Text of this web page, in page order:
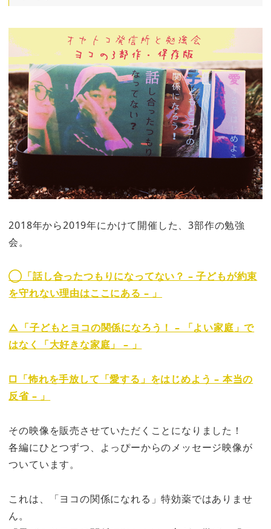
2018年から2019年にかけて開催した、3部作の勉強
会。
◯「話し合ったつもりになってない？ – 子どもが約束
を守れない理由はここにある – 」
△「子どもとヨコの関係になろう！ – 「よい家庭」で
はなく「大好きな家庭」 – 」
□「怖れを手放して「愛する」をはじめよう – 本当の
反省 – 」
その映像を販売させていただくことになりました！
各編にひとつずつ、よっぴーからのメッセージ映像が
ついています。
これは、「ヨコの関係になれる」特効薬ではありませ
ん。